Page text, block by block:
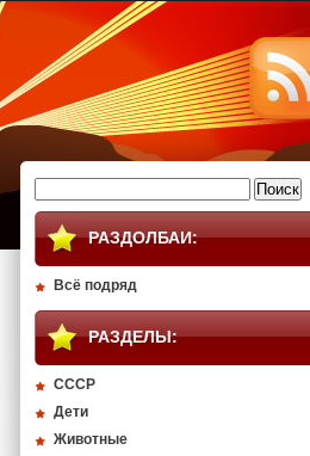
РАЗДОЛБАИ:
Всё подряд
РАЗДЕЛЫ:
СССР
Дети
Животные